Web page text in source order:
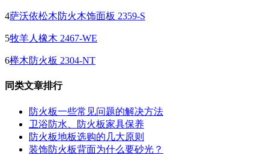
4萨沃依松木防火木饰面板 2359-S
5牧羊人橡木 2467-WE
6榉木防火板 2304-NT
同类文章排行
防火板一些常见问题的解决方法
卫浴防水、防火板家具保养
防火板地板选购的几大原则
装饰防火板背面为什么要砂光？